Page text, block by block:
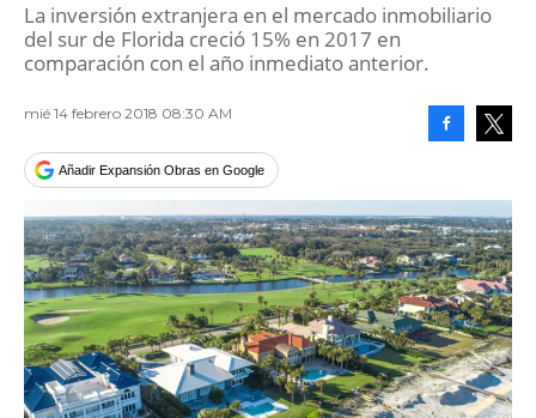
La inversión extranjera en el mercado inmobiliario
del sur de Florida creció 15% en 2017 en
comparación con el año inmediato anterior.
mié 14 febrero 2018 08:30 AM
Añadir Expansión Obras en Google